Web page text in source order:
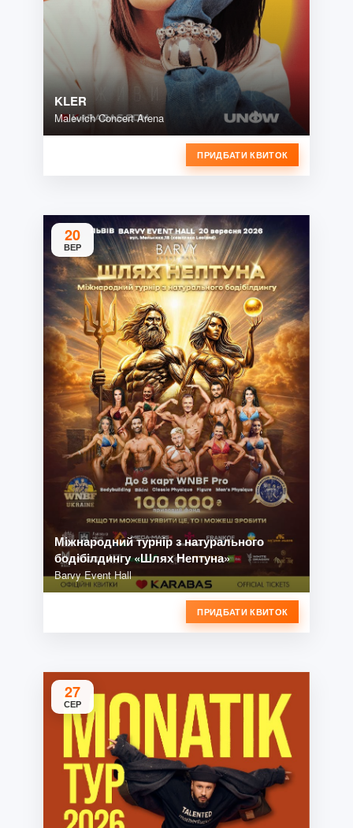
KLER
Malevich Concert Arena
ПРИДБАТИ КВИТОК
20
ВЕР
Міжнародний турнір з натурального
бодібілдингу «Шлях Нептуна»
Barvy Event Hall
ПРИДБАТИ КВИТОК
27
СЕР